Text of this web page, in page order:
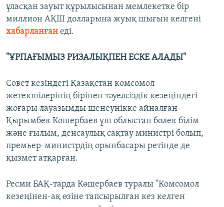
ұласқан зауыт құрылысынан мемлекетке бір
миллион АҚШ долларына жуық шығын келгені
хабарланған еді.
"ҰРПАҒЫМЫЗ РИЗАЛЫҚПЕН ЕСКЕ АЛАДЫ"
Совет кезіндегі Қазақстан комсомол
жетекшілерінің бірінен тәуелсіздік кезеңіндегі
жоғары лауазымды шенеунікке айналған
Қырымбек Көшербаев үш облыстан бөлек білім
және ғылым, денсаулық сақтау министрі болып,
премьер-министрдің орынбасары ретінде де
қызмет атқарған.
Ресми БАҚ-тарда Көшербаев туралы "Комсомол
кезеңінен-ақ өзіне тапсырылған кез келген